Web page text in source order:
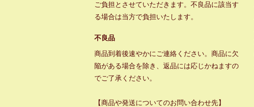
ご負担とさせていただきます。不良品に該当す
る場合は当方で負担いたします。
不良品
商品到着後速やかにご連絡ください。商品に欠
陥がある場合を除き、返品には応じかねますの
でご了承ください。
【商品や発送についてのお問い合わせ先】